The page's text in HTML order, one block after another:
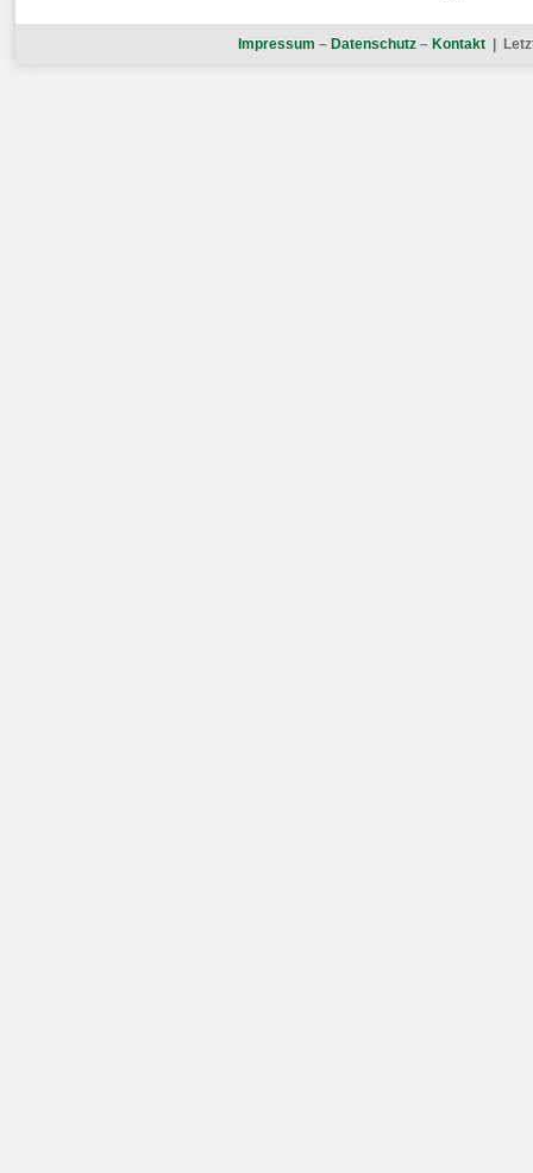
Impressum – Datenschutz – Kontakt |